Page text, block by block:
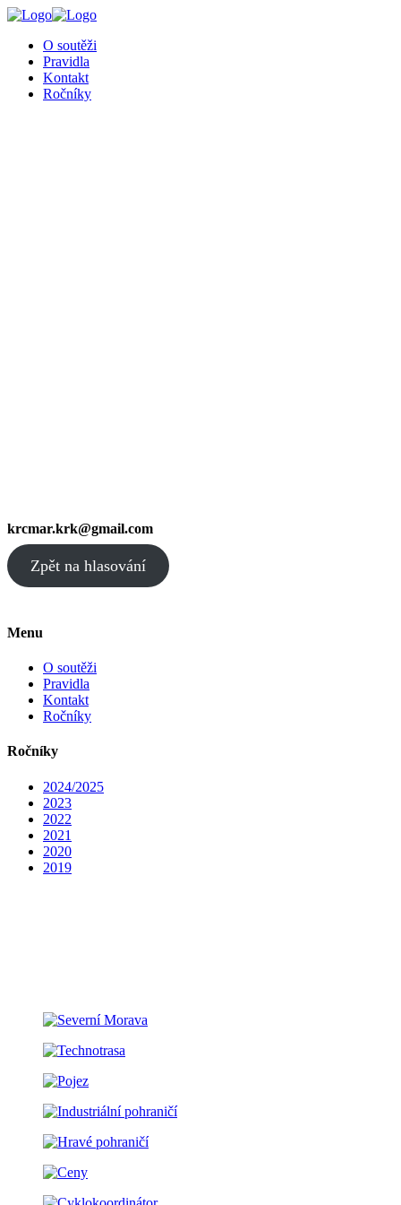
O soutěži
Pravidla
Kontakt
Ročníky
krcmar.krk@gmail.com
Zpět na hlasování
Menu
O soutěži
Pravidla
Kontakt
Ročníky
Ročníky
2024/2025
2023
2022
2021
2020
2019